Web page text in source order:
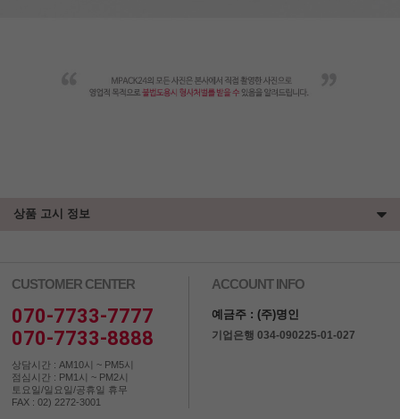
상품 고시 정보
CUSTOMER CENTER
070-7733-7777
070-7733-8888
상담시간 : AM10시 ~ PM5시
점심시간 : PM1시 ~ PM2시
토요일/일요일/공휴일 휴무
FAX : 02) 2272-3001
ACCOUNT INFO
예금주 : (주)명인
기업은행 034-090225-01-027